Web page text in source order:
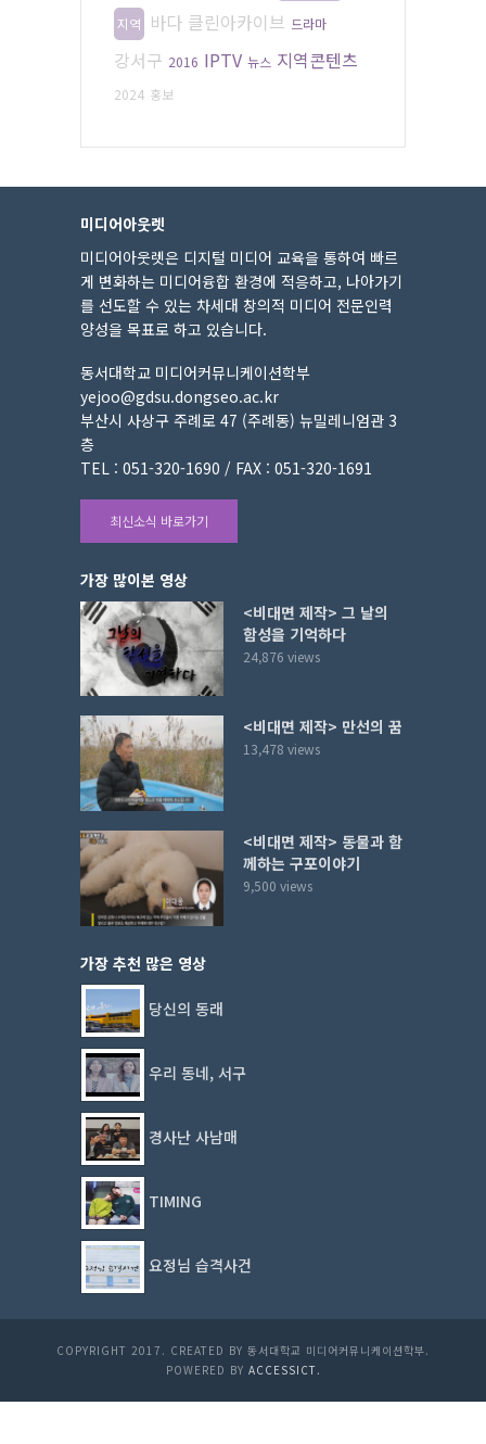
지역 바다 클린아카이브 드라마
강서구 2016 IPTV 뉴스 지역콘텐츠
2024 홍보
미디어아웃렛
미디어아웃렛은 디지털 미디어 교육을 통하여 빠르
게 변화하는 미디어융합 환경에 적응하고, 나아가기
를 선도할 수 있는 차세대 창의적 미디어 전문인력
양성을 목표로 하고 있습니다.
동서대학교 미디어커뮤니케이션학부
yejoo@gdsu.dongseo.ac.kr
부산시 사상구 주례로 47 (주례동) 뉴밀레니엄관 3
층
TEL : 051-320-1690 / FAX : 051-320-1691
최신소식 바로가기
가장 많이본 영상
<비대면 제작> 그 날의
함성을 기억하다
24,876 views
<비대면 제작> 만선의 꿈
13,478 views
<비대면 제작> 동물과 함
께하는 구포이야기
9,500 views
가장 추천 많은 영상
당신의 동래
우리 동네, 서구
경사난 사남매
TIMING
요정님 습격사건
COPYRIGHT 2017. CREATED BY 동서대학교 미디어커뮤니케이션학부.
POWERED BY ACCESSICT.